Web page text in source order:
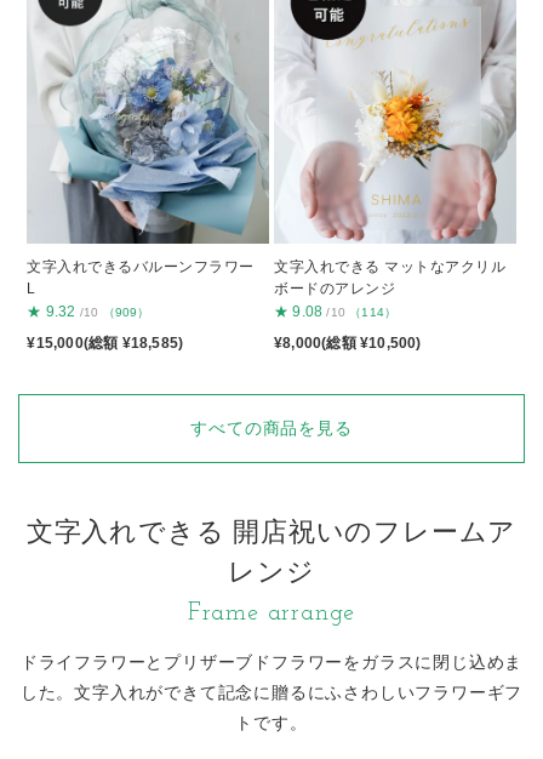
文字入れできるバルーンフラワー
L
★ 9.32 /10 （909）
¥15,000(総額 ¥18,585)
文字入れできる マットなアクリル
ボードのアレンジ
★ 9.08 /10 （114）
¥8,000(総額 ¥10,500)
すべての商品を見る
文字入れできる 開店祝いのフレームア
レンジ
Frame arrange
ドライフラワーとプリザーブドフラワーをガラスに閉じ込めま
した。文字入れができて記念に贈るにふさわしいフラワーギフ
トです。